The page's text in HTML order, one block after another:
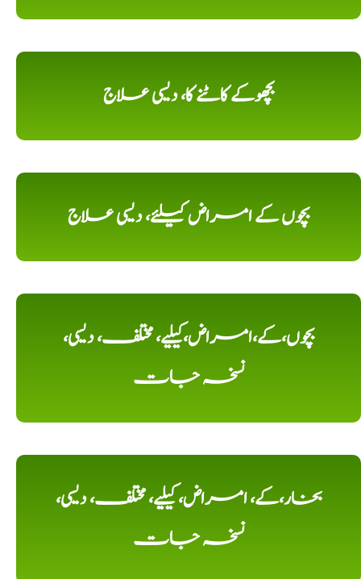
بچھوکے کاٹنے کا، دیسی علاج
بچوں کے امراض کیلئے، دیسی علاج
بچوں،کے،امراض،کیلیے، مختلف، دیسی،
نسخہ جات
بخار،کے، امراض، کیلیے، مختلف، دیسی،
نسخہ جات